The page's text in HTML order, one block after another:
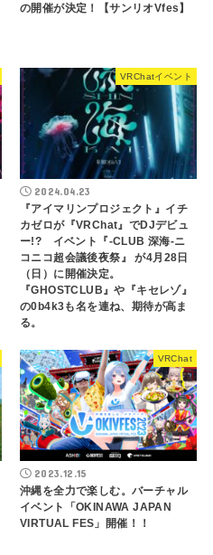
の開催が決定！【サンリオVfes】
VRChatイベント
2024.04.23
『アイマリンプロジェクト』イチ
カゼロが『VRChat』でDJデビュ
ー!? イベント『-CLUB 深海-ニ
コニコ超会議後夜祭』 が4月28日
（日）に開催決定。
『GHOSTCLUB』や『キセレゾ』
の0b4k3も名を連ね、期待が高ま
る。
VRChat
2023.12.15
沖縄を全力で楽しむ。バーチャル
イベント「OKINAWA JAPAN
VIRTUAL FES」開催！！